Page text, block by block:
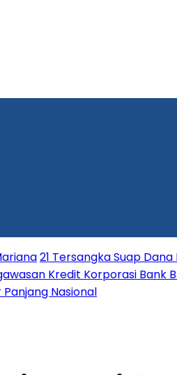
21 Tersangka Suap
Kredit Korporasi Bank
Nasional